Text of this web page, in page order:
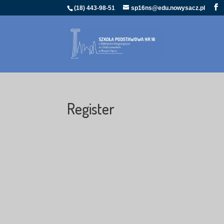
(18) 443-98-51 sp16ns@edu.nowysacz.pl
Register